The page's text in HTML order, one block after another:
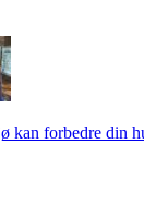
kan forbedre din